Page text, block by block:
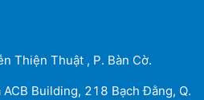
Thiện Thuật , P. Bàn Cờ.
ACB Building, 218 Bạch Đằng, Q.